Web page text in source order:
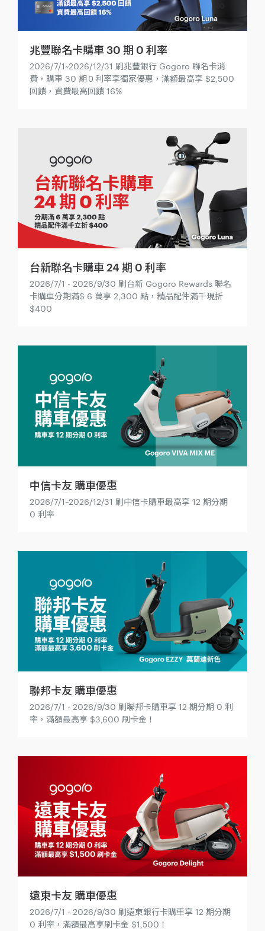
兆豐聯名卡購車 30 期 0 利率
2026/7/1~2026/12/31 刷兆豐銀行 Gogoro 聯名卡消
費，購車 30 期０利率享獨家優惠，滿額最高享 $2,500
回饋，資費最高回饋 16%
台新聯名卡購車 24 期 0 利率
2026/7/1 - 2026/9/30 刷台新 Gogoro Rewards 聯名
卡購車分期滿$ 6 萬享 2,300 點，精品配件滿千現折
$400
中信卡友 購車優惠
2026/7/1~2026/12/31 刷中信卡購車最高享 12 期分期
0 利率
聯邦卡友 購車優惠
2026/7/1 - 2026/9/30 刷聯邦卡購車享 12 期分期 0 利
率，滿額最高享 $3,600 刷卡金！
遠東卡友 購車優惠
2026/7/1 - 2026/9/30 刷遠東銀行卡購車享 12 期分期
0 利率，滿額最高享刷卡金 $1,500！